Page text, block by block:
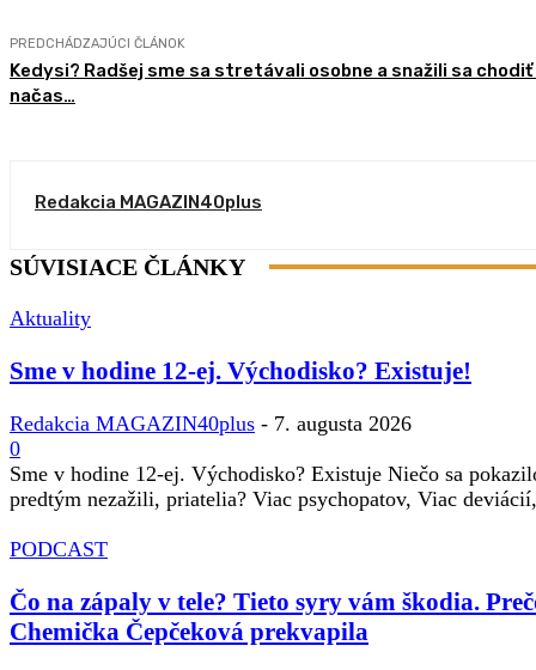
PREDCHÁDZAJÚCI ČLÁNOK
Kedysi? Radšej sme sa stretávali osobne a snažili sa
načas…
Redakcia MAGAZIN40plus
SÚVISIACE ČLÁNKY
Aktuality
Sme v hodine 12-ej. Východisko? Existuje!
Redakcia MAGAZIN40plus - 7. augusta 2026
0
Sme v hodine 12-ej. Východisko? Existuje Niečo sa
predtým nezažili, priatelia? Viac psychopatov, Viac
PODCAST
Čo na zápaly v tele? Tieto syry vám škodia.
Chemička Čepčeková prekvapila